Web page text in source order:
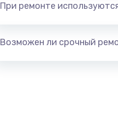
При ремонте
Возможен ли срочный